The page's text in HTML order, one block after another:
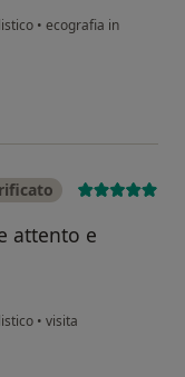
• ecografia in
attento e
• visita